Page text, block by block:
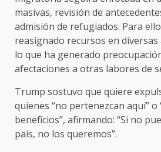
masivas, revisión de
admisión de refugiados. Para
reasignado recursos en diversas
lo que ha generado
afectaciones a otras labores de
Trump sostuvo que quiere
quienes “no pertenezcan aquí”
beneficios”, afirmando: “Si no
país, no los queremos”.